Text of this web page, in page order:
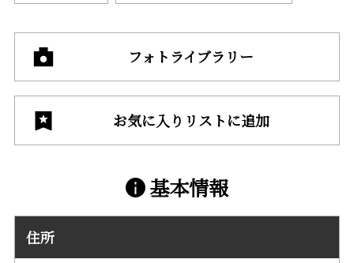
フォトライブラリー
お気に入りリストに追加
基本情報
住所